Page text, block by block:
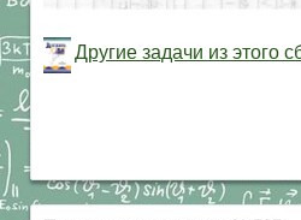
Другие задачи из этого